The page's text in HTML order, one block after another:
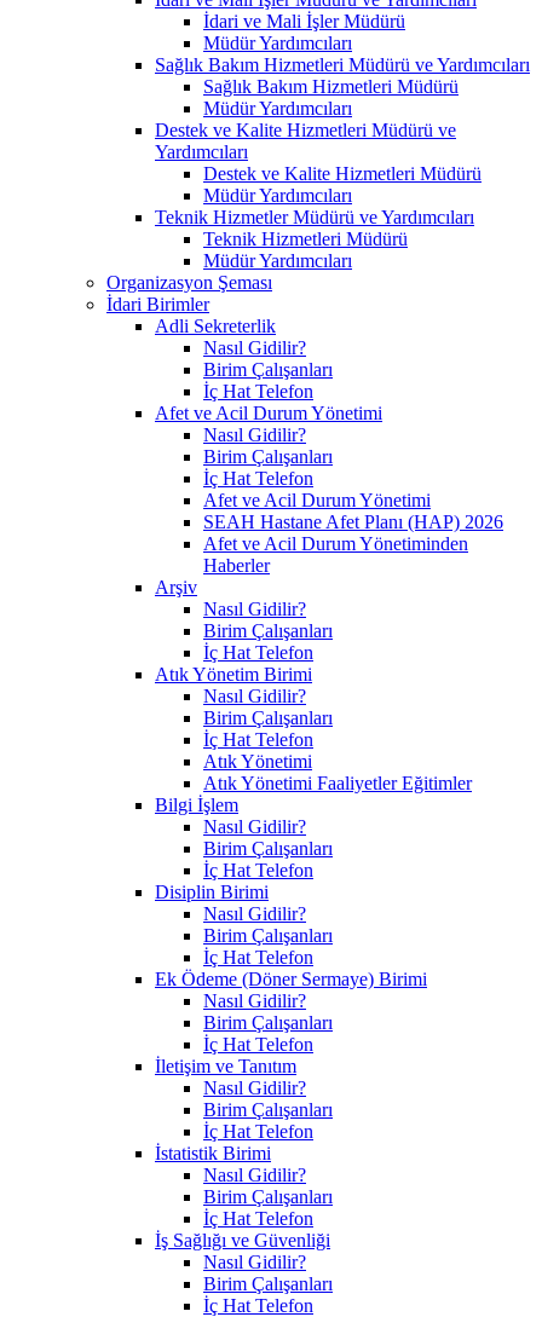
İdari ve Mali İşler Müdürü
Müdür Yardımcıları
Sağlık Bakım Hizmetleri Müdürü ve Yardımcıları
Sağlık Bakım Hizmetleri Müdürü
Müdür Yardımcıları
Destek ve Kalite Hizmetleri Müdürü ve
Yardımcıları
Destek ve Kalite Hizmetleri Müdürü
Müdür Yardımcıları
Teknik Hizmetler Müdürü ve Yardımcıları
Teknik Hizmetleri Müdürü
Müdür Yardımcıları
Organizasyon Şeması
İdari Birimler
Adli Sekreterlik
Nasıl Gidilir?
Birim Çalışanları
İç Hat Telefon
Afet ve Acil Durum Yönetimi
Nasıl Gidilir?
Birim Çalışanları
İç Hat Telefon
Afet ve Acil Durum Yönetimi
SEAH Hastane Afet Planı (HAP) 2026
Afet ve Acil Durum Yönetiminden
Haberler
Arşiv
Nasıl Gidilir?
Birim Çalışanları
İç Hat Telefon
Atık Yönetim Birimi
Nasıl Gidilir?
Birim Çalışanları
İç Hat Telefon
Atık Yönetimi
Atık Yönetimi Faaliyetler Eğitimler
Bilgi İşlem
Nasıl Gidilir?
Birim Çalışanları
İç Hat Telefon
Disiplin Birimi
Nasıl Gidilir?
Birim Çalışanları
İç Hat Telefon
Ek Ödeme (Döner Sermaye) Birimi
Nasıl Gidilir?
Birim Çalışanları
İç Hat Telefon
İletişim ve Tanıtım
Nasıl Gidilir?
Birim Çalışanları
İç Hat Telefon
İstatistik Birimi
Nasıl Gidilir?
Birim Çalışanları
İç Hat Telefon
İş Sağlığı ve Güvenliği
Nasıl Gidilir?
Birim Çalışanları
İç Hat Telefon